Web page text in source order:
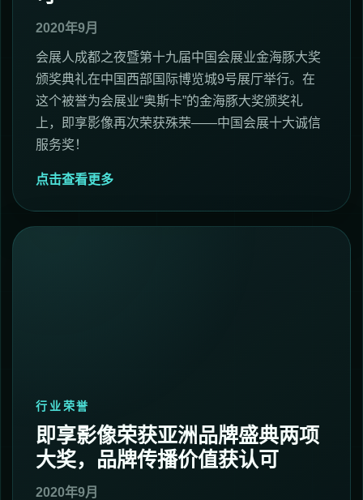
2020年9月
会展人成都之夜暨第十九届中国会展业金海豚大奖
颁奖典礼在中国西部国际博览城9号展厅举行。在
这个被誉为会展业“奥斯卡”的金海豚大奖颁奖礼
上，即享影像再次荣获殊荣——中国会展十大诚信
服务奖！
点击查看更多
行业荣誉
即享影像荣获亚洲品牌盛典两项
大奖，品牌传播价值获认可
2020年9月